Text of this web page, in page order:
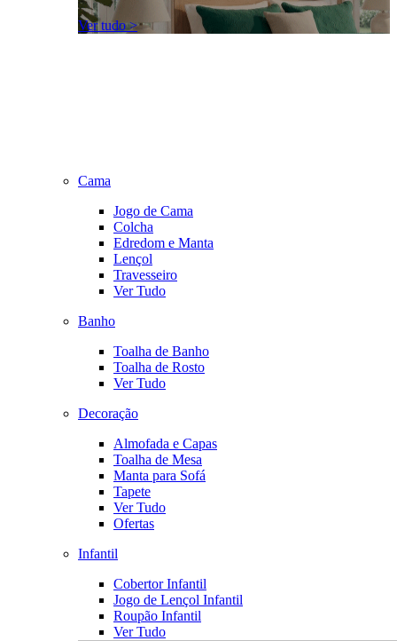
Ver tudo >
Cama
Jogo de Cama
Colcha
Edredom e Manta
Lençol
Travesseiro
Ver Tudo
Banho
Toalha de Banho
Toalha de Rosto
Ver Tudo
Decoração
Almofada e Capas
Toalha de Mesa
Manta para Sofá
Tapete
Ver Tudo
Ofertas
Infantil
Cobertor Infantil
Jogo de Lençol Infantil
Roupão Infantil
Ver Tudo